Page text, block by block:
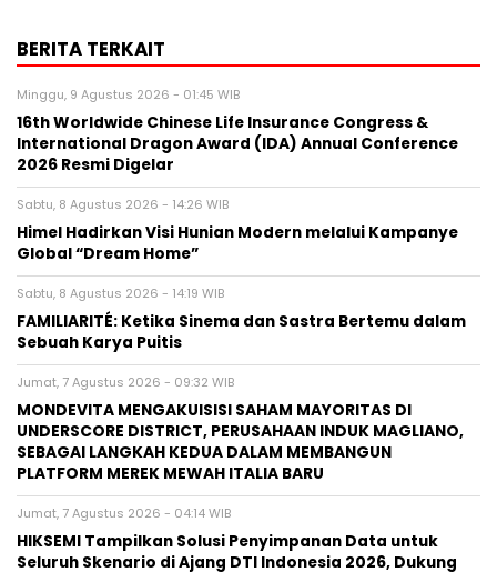
BERITA TERKAIT
Minggu, 9 Agustus 2026 - 01:45 WIB
16th Worldwide Chinese Life Insurance Congress &
International Dragon Award (IDA) Annual Conference
2026 Resmi Digelar
Sabtu, 8 Agustus 2026 - 14:26 WIB
Himel Hadirkan Visi Hunian Modern melalui Kampanye
Global “Dream Home”
Sabtu, 8 Agustus 2026 - 14:19 WIB
FAMILIARITÉ: Ketika Sinema dan Sastra Bertemu dalam
Sebuah Karya Puitis
Jumat, 7 Agustus 2026 - 09:32 WIB
MONDEVITA MENGAKUISISI SAHAM MAYORITAS DI
UNDERSCORE DISTRICT, PERUSAHAAN INDUK MAGLIANO,
SEBAGAI LANGKAH KEDUA DALAM MEMBANGUN
PLATFORM MEREK MEWAH ITALIA BARU
Jumat, 7 Agustus 2026 - 04:14 WIB
HIKSEMI Tampilkan Solusi Penyimpanan Data untuk
Seluruh Skenario di Ajang DTI Indonesia 2026, Dukung